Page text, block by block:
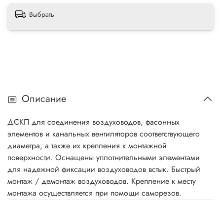
Выбрать
Описание
ДСКП для соединения воздуховодов, фасонных
элементов и канальных вентиляторов соответствующего
диаметра, а также их крепления к монтажной
поверхности. Оснащены уплотнительными элементами
для надежной фиксации воздуховодов встык. Быстрый
монтаж / демонтаж воздуховодов. Крепление к месту
монтажа осуществляется при помощи саморезов.